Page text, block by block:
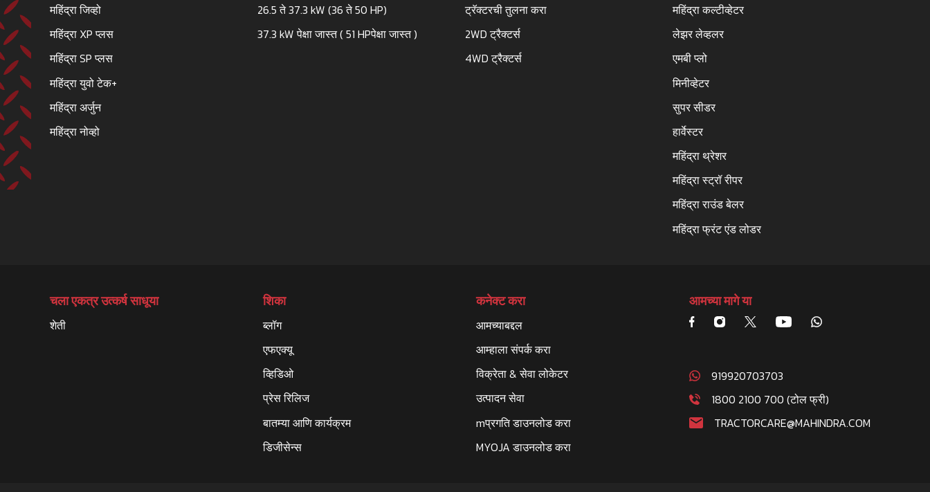
महिंद्रा जिव्हो
महिंद्रा XP प्लस
महिंद्रा SP प्लस
महिंद्रा युवो टेक+
महिंद्रा अर्जुन
महिंद्रा नोव्हो
26.5 ते 37.3 kW (36 ते 50 HP)
37.3 kW पेक्षा जास्त ( 51 HPपेक्षा जास्त )
ट्रॅक्टरची तुलना करा
2WD ट्रैक्टर्स
4WD ट्रैक्टर्स
महिंद्रा कल्टीव्हेटर
लेझर लेव्हलर
एमबी प्लो
मिनीव्हेटर
सुपर सीडर
हार्वेस्टर
महिंद्रा थ्रेशर
महिंद्रा स्ट्रॉ रीपर
महिंद्रा राउंड बेलर
महिंद्रा फ्रंट एंड लोडर
चला एकत्र उत्कर्ष साधूया
शेती
शिका
ब्लॉग
एफएक्यू
व्हिडिओ
प्रेस रिलिज
बातम्या आणि कार्यक्रम
डिजीसेन्स
कनेक्ट करा
आमच्याबद्दल
आम्हाला संपर्क करा
विक्रेता & सेवा लोकेटर
उत्पादन सेवा
mप्रगति डाउनलोड करा
MYOJA डाउनलोड करा
आमच्या मागे या
919920703703
1800 2100 700 (टोल फ्री)
TRACTORCARE@MAHINDRA.COM